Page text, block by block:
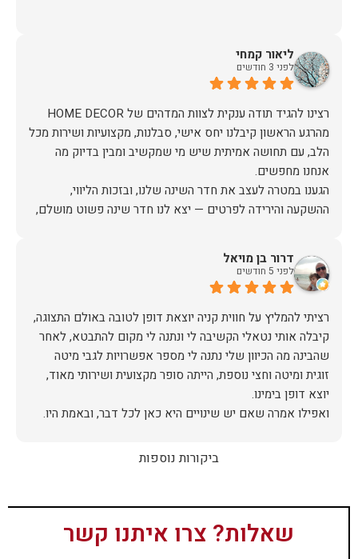
ליאור קמחי
לפני 3 חודשים
מהרגע הראשון קיבלנו יחס אישי, סבלנות, מקצועיות ושירות מכל
הלב, עם תחושה אמיתית שיש מי שמקשיב ומבין בדיוק מה
הגענו במטרה לעצב את חדר השינה שלנו, ובזכות הליווי,
ההשקעה והירידה לפרטים — יצא לנו חדר שינה פשוט מושלם,
האיכות ברמה גבוהה, העיצוב מהמם, וכל התהליך היה נעים,
אין ספק שעשינו את הבחירה הנכונה. ממליצים מכל הלב לכל מי
דרור בן מויאל
לפני 5 חודשים
רציתי להמליץ על חווית קניה יוצאת דופן לטובה באולם התצוגה,
קיבלה אותי נטאלי הקשיבה לי ונתנה לי מקום להתבטא, לאחר
שהבינה מה הכיוון שלי נתנה לי מספר אפשרויות לגבי מיטה
זוגית ומיטה וחצי נוספת, הייתה סופר מקצועית ושירותי מאוד,
ביקורות נוספות
שאלות? צרו איתנו קשר